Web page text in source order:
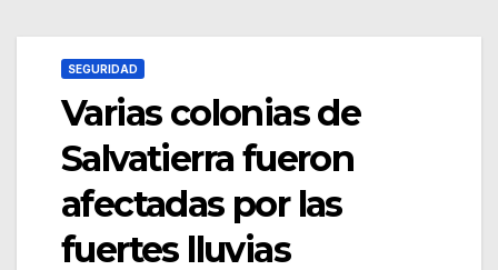
SEGURIDAD
Varias colonias de
Salvatierra fueron
afectadas por las
fuertes lluvias